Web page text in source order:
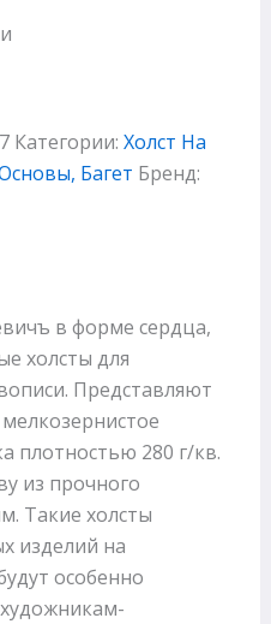
Категории: Холст На
Багет Бренд:
в форме сердца,
холсты для
Представляют
плотностью 280 г/кв.
из прочного
Такие холсты
изделий на
особенно